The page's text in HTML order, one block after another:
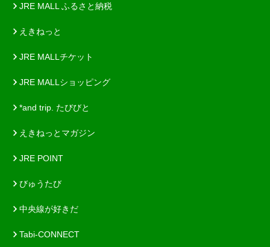
JRE MALL ふるさと納税
えきねっと
JRE MALLチケット
JRE MALLショッピング
*and trip. たびびと
えきねっとマガジン
JRE POINT
びゅうたび
中央線が好きだ
Tabi-CONNECT